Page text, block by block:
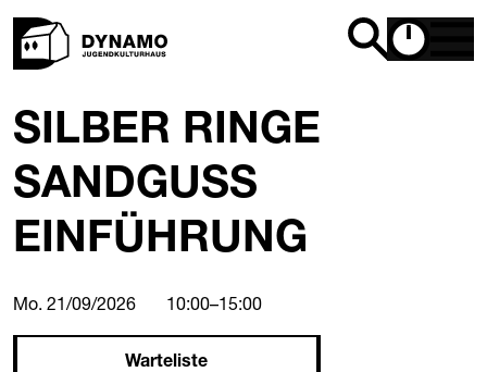
SILBER RINGE
SANDGUSS
EINFÜHRUNG
Mo. 21/09/2026 10:00–15:00
Warteliste